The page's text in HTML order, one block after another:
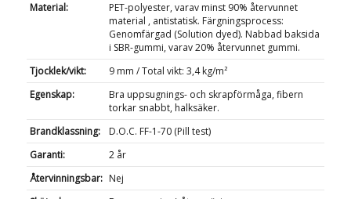
Material:
PET-polyester, varav minst 90% återvunnet
material , antistatisk. Färgningsprocess:
Genomfärgad (Solution dyed). Nabbad baksida
i SBR-gummi, varav 20% återvunnet gummi.
Tjocklek/vikt:
9 mm / Total vikt: 3,4 kg/m²
Egenskap:
Bra uppsugnings- och skrapförmåga, fibern
torkar snabbt, halksäker.
Brandklassning:
D.O.C. FF-1-70 (Pill test)
Garanti:
2 år
Återvinningsbar: Nej